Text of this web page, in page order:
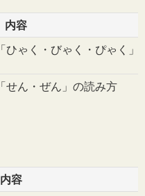
内容
「ひゃく・びゃく・ぴゃく」
「せん・ぜん」の読み方
内容